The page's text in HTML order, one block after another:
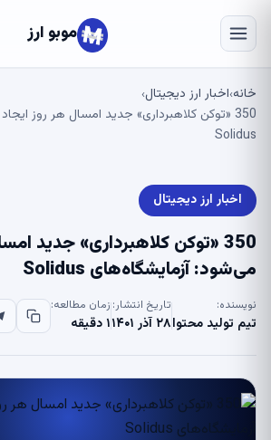
موبو ارز
خانه›اخبار ارز دیجیتال›
350 «توکن کلاهبرداری» جدید امسال هر روز
Solidus
اخبار ارز دیجیتال
350 «توکن کلاهبرداری» جدید
می‌شود: آزمایشگاه‌های Solidus
نویسنده:
تیم تولید محتوا
تاریخ انتشار:
۲۸ آذر ۱۴۰۱
زمان مطالعه:
۱ دقیقه